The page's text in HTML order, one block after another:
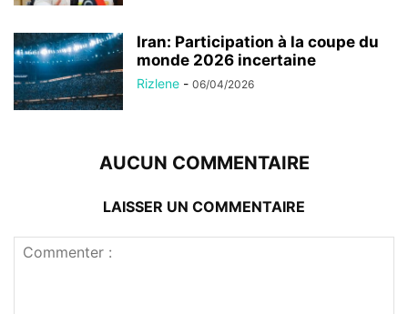
Iran: Participation à la coupe du
monde 2026 incertaine
Rizlene - 06/04/2026
AUCUN COMMENTAIRE
LAISSER UN COMMENTAIRE